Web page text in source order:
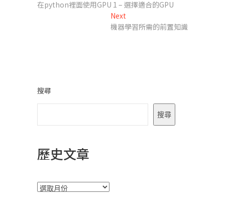
章
post:
在python裡面使用GPU 1 – 選擇適合的GPU
Next
post:
機器學習所需的前置知識
搜尋
搜尋
歷史文章
彙